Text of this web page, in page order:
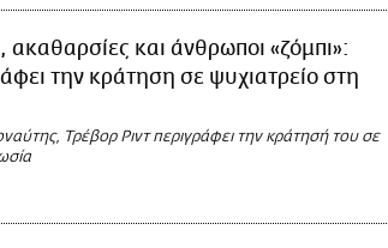
ακαθαρσίες και άνθρωποι «ζόμπι»:
την κράτηση σε ψυχιατρείο στη
Τρέβορ Ριντ περιγράφει την κράτησή του σε